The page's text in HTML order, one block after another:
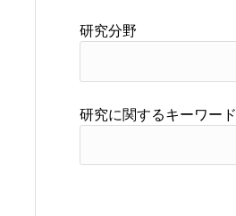
研究分野
研究に関するキーワード